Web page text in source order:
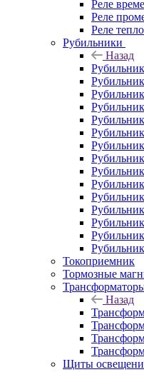
Реле
Реле
Реле
Рубильники
Назад
Токоприемник
Тормозные
Назад
Щиты